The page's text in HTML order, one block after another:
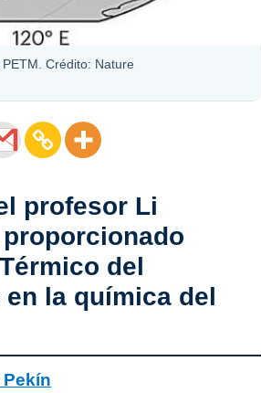
Crédito: Nature
profesor Li
del
la química del